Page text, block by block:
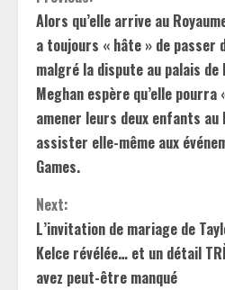
o
n
t
i
n
u
e
Alors qu’elle arrive au
a toujours « hâte » de passer
malgré la dispute au palais de
Meghan espère qu’elle
amener leurs deux enfants au
assister elle-même aux
Games.
Next:
L’invitation de mariage de
Kelce révélée… et un détail
avez peut-être manqué